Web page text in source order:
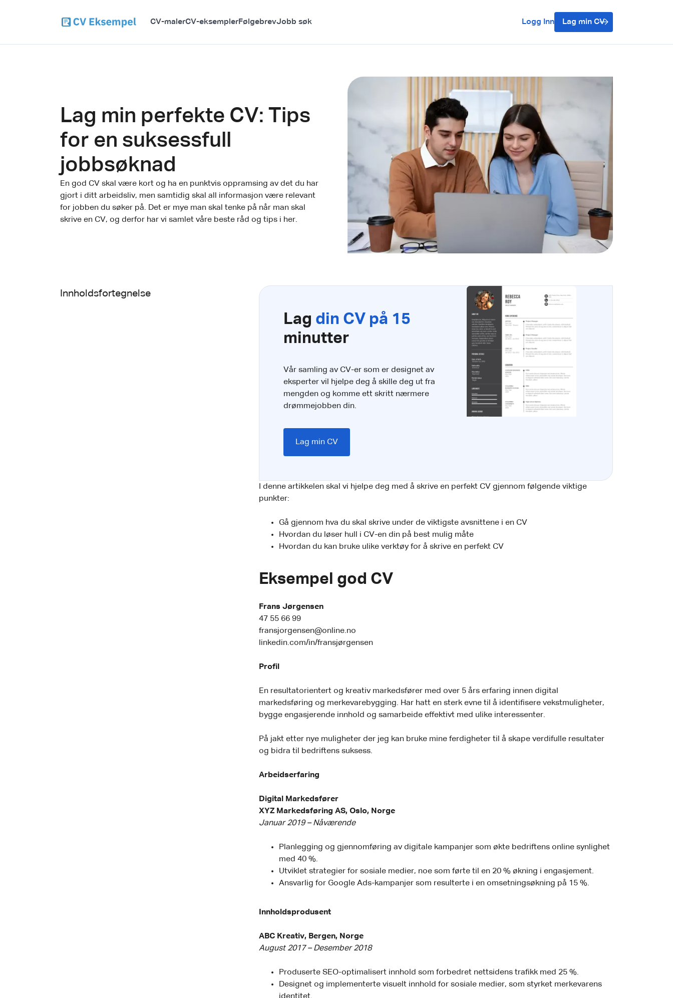
CV-malerCV-eksemplerFølgebrevJobb søk Logg Inn Lag min CV
Lag min perfekte CV: Tips
for en suksessfull
jobbsøknad
En god CV skal være kort og ha en punktvis oppramsing av det du har
gjort i ditt arbeidsliv, men samtidig skal all informasjon være relevant
for jobben du søker på. Det er mye man skal tenke på når man skal
skrive en CV, og derfor har vi samlet våre beste råd og tips i her.
Innholdsfortegnelse
Lag din CV på 15
minutter
Vår samling av CV-er som er designet av
eksperter vil hjelpe deg å skille deg ut fra
mengden og komme ett skritt nærmere
drømmejobben din.
Lag min CV
I denne artikkelen skal vi hjelpe deg med å skrive en perfekt CV gjennom følgende viktige
punkter:
Gå gjennom hva du skal skrive under de viktigste avsnittene i en CV
Hvordan du løser hull i CV-en din på best mulig måte
Hvordan du kan bruke ulike verktøy for å skrive en perfekt CV
Eksempel god CV
Frans Jørgensen
47 55 66 99
fransjorgensen@online.no
linkedin.com/in/fransjørgensen
Profil
En resultatorientert og kreativ markedsfører med over 5 års erfaring innen digital
markedsføring og merkevarebygging. Har hatt en sterk evne til å identifisere vekstmuligheter,
bygge engasjerende innhold og samarbeide effektivt med ulike interessenter.
På jakt etter nye muligheter der jeg kan bruke mine ferdigheter til å skape verdifulle resultater
og bidra til bedriftens suksess.
Arbeidserfaring
Digital Markedsfører
XYZ Markedsføring AS, Oslo, Norge
Januar 2019 – Nåværende
Planlegging og gjennomføring av digitale kampanjer som økte bedriftens online synlighet
med 40 %.
Utviklet strategier for sosiale medier, noe som førte til en 20 % økning i engasjement.
Ansvarlig for Google Ads-kampanjer som resulterte i en omsetningsøkning på 15 %.
Innholdsprodusent
ABC Kreativ, Bergen, Norge
August 2017 – Desember 2018
Produserte SEO-optimalisert innhold som forbedret nettsidens trafikk med 25 %.
Designet og implementerte visuelt innhold for sosiale medier, som styrket merkevarens